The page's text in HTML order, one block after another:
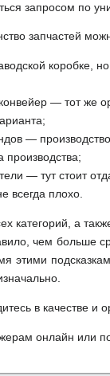
запросом по
запчастей
коробке,
— тот же
—
производства;
— тут стоит
всегда плохо.
категорий, а
чем больше
этими
в качестве и
онлайн или